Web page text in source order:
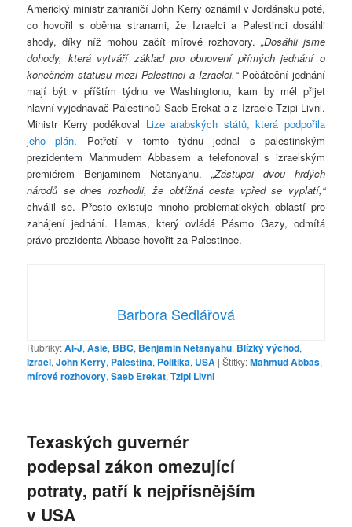
Americký ministr zahraničí John Kerry oznámil v Jordánsku poté,
co hovořil s oběma stranami, že Izraelci a Palestinci dosáhli
shody, díky níž mohou začít mírové rozhovory. „Dosáhli jsme
dohody, která vytváří základ pro obnovení přímých jednání o
konečném statusu mezi Palestinci a Izraelci.“ Počáteční jednání
mají být v příštím týdnu ve Washingtonu, kam by měl přijet
hlavní vyjednavač Palestinců Saeb Erekat a z Izraele Tzipi Livni.
Ministr Kerry poděkoval Lize arabských států, která podpořila
jeho plán. Potřetí v tomto týdnu jednal s palestinským
prezidentem Mahmudem Abbasem a telefonoval s izraelským
premiérem Benjaminem Netanyahu. „Zástupci dvou hrdých
národů se dnes rozhodli, že obtížná cesta vpřed se vyplatí,“
chválil se. Přesto existuje mnoho problematických oblastí pro
zahájení jednání. Hamas, který ovládá Pásmo Gazy, odmítá
právo prezidenta Abbase hovořit za Palestince.
Barbora Sedlářová
Rubriky:Al-J,Asie, BBC, Benjamin Netanyahu, Blízký východ,
Izrael,John Kerry, Palestina, Politika, USA |Štítky:Mahmud Abbas,
mírové rozhovory,Saeb Erekat,Tzipi Livni
Texaských guvernér
podepsal zákon omezující
potraty, patří k nejpřísnějším
v USA